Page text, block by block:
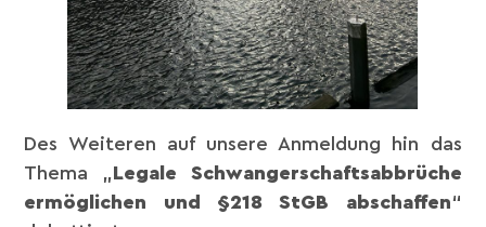
Des Weiteren auf unsere Anmeldung hin das
Thema „ Legale Schwangerschaftsabbrüche
ermöglichen und §218 StGB abschaffen“